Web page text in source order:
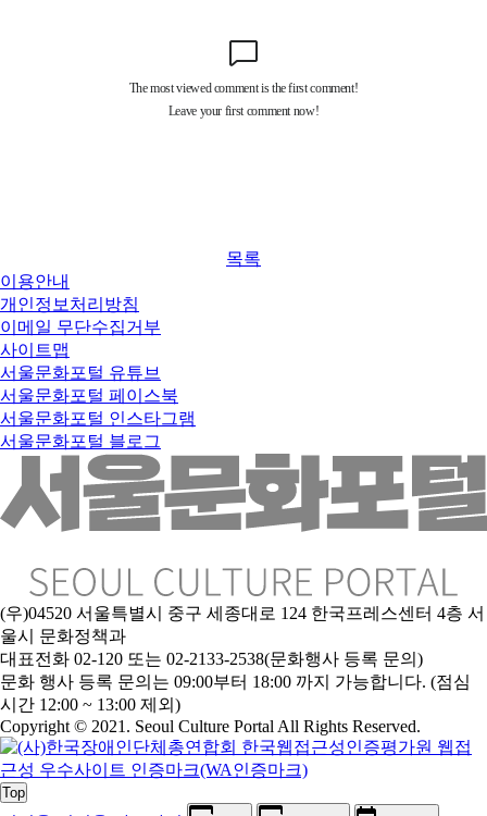
목록
이용안내
개인정보처리방침
이메일 무단수집거부
사이트맵
서울문화포털 유튜브
서울문화포털 페이스북
서울문화포털 인스타그램
서울문화포털 블로그
(우)04520 서울특별시 중구 세종대로 124 한국프레스센터 4층 서
울시 문화정책과
대표전화 02-120 또는 02-2133-2538(문화행사 등록 문의)
문화 행사 등록 문의는 09:00부터 18:00 까지 가능합니다. (점심
시간 12:00 ~ 13:00 제외)
Copyright © 2021. Seoul Culture Portal All Rights Reserved.
Top